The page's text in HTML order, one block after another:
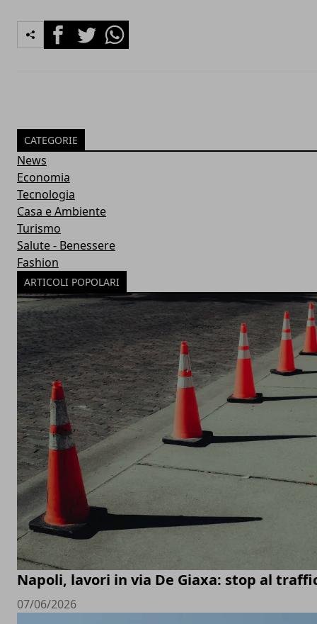
FacebookTwitterWhatsapp
CATEGORIE
News
Economia
Tecnologia
Casa e Ambiente
Turismo
Salute - Benessere
Fashion
ARTICOLI POPOLARI
Napoli, lavori in via De Giaxa: stop al
07/06/2026